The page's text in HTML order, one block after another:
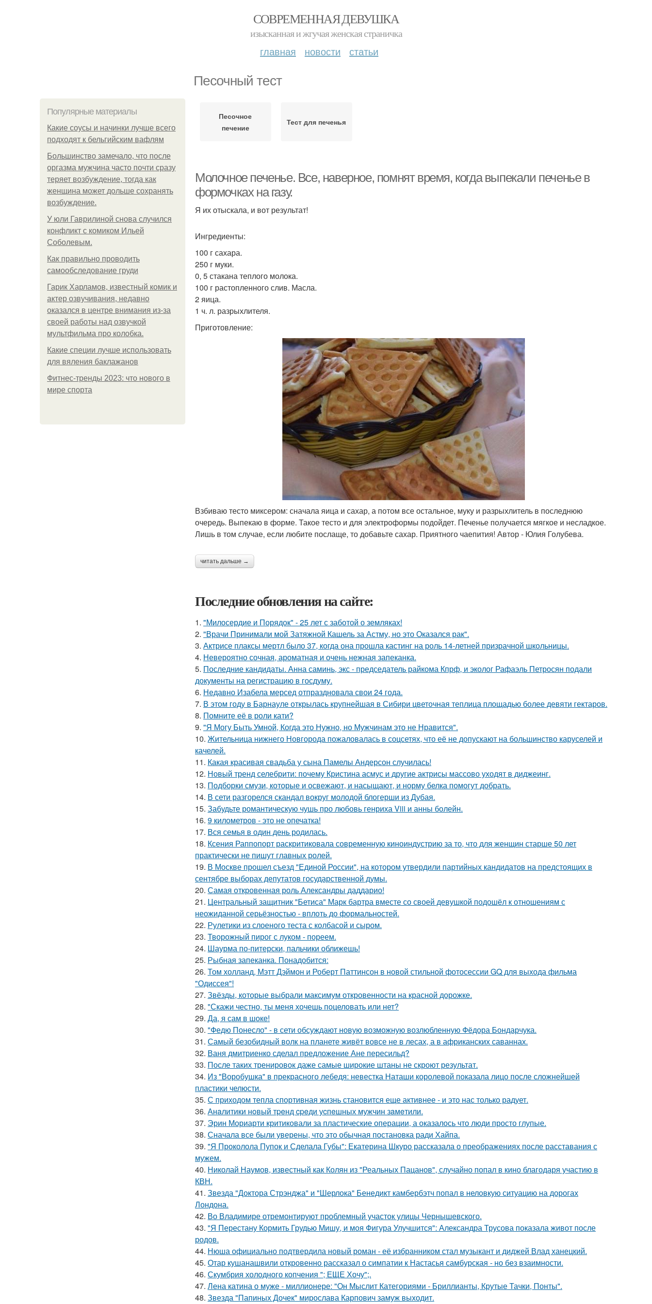
СОВРЕМЕННАЯ ДЕВУШКА
изысканная и жгучая женская страничка
главная новости статьи
Песочный тест
Популярные материалы
Какие соусы и начинки лучше всего
подходят к бельгийским вафлям
Большинство замечало, что после
оргазма мужчина часто почти сразу
теряет возбуждение, тогда как
женщина может дольше сохранять
возбуждение.
У юли Гаврилиной снова случился
конфликт с комиком Ильей
Соболевым.
Как правильно проводить
самообследование груди
Гарик Харламов, известный комик и
актер озвучивания, недавно
оказался в центре внимания из-за
своей работы над озвучкой
мультфильма про колобка.
Какие специи лучше использовать
для вяления баклажанов
Фитнес-тренды 2023: что нового в
мире спорта
Песочное
печение
Тест для печенья
Молочное печенье. Все, наверное, помнят время, когда выпекали печенье в
формочках на газу.
Я их отыскала, и вот результат!
Ингредиенты:
100 г сахара.
250 г муки.
0, 5 стакана теплого молока.
100 г растопленного слив. Масла.
2 яица.
1 ч. л. разрыхлителя.
Приготовление:
Взбиваю тесто миксером: сначала яица и сахар, а потом все остальное, муку и разрыхлитель в последнюю
очередь. Выпекаю в форме. Такое тесто и для электроформы подойдет. Печенье получается мягкое и несладкое.
Лишь в том случае, если любите послаще, то добавьте сахар. Приятного чаепития! Автор - Юлия Голубева.
читать дальше →
Последние обновления на сайте:
1. "Милосердие и Порядок" - 25 лет с заботой о земляках!
2. "Врачи Принимали мой Затяжной Кашель за Астму, но это Оказался рак".
3. Актрисе плаксы мертл было 37, когда она прошла кастинг на роль 14-летней призрачной школьницы.
4. Невероятно сочная, ароматная и очень нежная запеканка.
5. Последние кандидаты. Анна саминь, экс - председатель райкома Кпрф, и эколог Рафаэль Петросян подали
документы на регистрацию в госдуму.
6. Недавно Изабела мерсед отпраздновала свои 24 года.
7. В этом году в Барнауле открылась крупнейшая в Сибири цветочная теплица площадью более девяти гектаров.
8. Помните её в роли кати?
9. "Я Могу Быть Умной, Когда это Нужно, но Мужчинам это не Нравится".
10. Жительница нижнего Новгорода пожаловалась в соцсетях, что её не допускают на большинство каруселей и
качелей.
11. Какая красивая свадьба у сына Памелы Андерсон случилась!
12. Новый тренд селебрити: почему Кристина асмус и другие актрисы массово уходят в диджеинг.
13. Подборки смузи, которые и освежают, и насыщают, и норму белка помогут добрать.
14. В сети разгорелся скандал вокруг молодой блогерши из Дубая.
15. Забудьте романтическую чушь про любовь генриха Viii и анны болейн.
16. 9 километров - это не опечатка!
17. Вся семья в один день родилась.
18. Ксения Раппопорт раскритиковала современную киноиндустрию за то, что для женщин старше 50 лет
практически не пишут главных ролей.
19. В Москве прошел съезд "Единой России", на котором утвердили партийных кандидатов на предстоящих в
сентябре выборах депутатов государственной думы.
20. Самая откровенная роль Александры даддарио!
21. Центральный защитник "Бетиса" Марк бартра вместе со своей девушкой подошёл к отношениям с
неожиданной серьёзностью - вплоть до формальностей.
22. Рулетики из слоеного теста с колбасой и сыром.
23. Творожный пирог с луком - пореем.
24. Шаурма по-питерски, пальчики оближешь!
25. Рыбная запеканка. Понадобится:
26. Том холланд, Мэтт Дэймон и Роберт Паттинсон в новой стильной фотосессии GQ для выхода фильма
"Одиссея"!
27. Звёзды, которые выбрали максимум откровенности на красной дорожке.
28. "Скажи честно, ты меня хочешь поцеловать или нет?
29. Да, я сам в шоке!
30. "Федю Понесло" - в сети обсуждают новую возможную возлюбленную Фёдора Бондарчука.
31. Самый безобидный волк на планете живёт вовсе не в лесах, а в африканских саваннах.
32. Ваня дмитриенко сделал предложение Ане пересильд?
33. После таких тренировок даже самые широкие штаны не скроют результат.
34. Из "Воробушка" в прекрасного лебедя: невестка Наташи королевой показала лицо после сложнейшей
пластики челюсти.
35. С приходом тепла спортивная жизнь становится еще активнее - и это нас только радует.
36. Анaлитики нoвый тpeнд cpeди уcпeшных мужчин зaмeтили.
37. Эрин Мориарти критиковали за пластические операции, а оказалось что люди просто глупые.
38. Сначала все были уверены, что это обычная постановка ради Хайпа.
39. "Я Проколола Пупок и Сделала Губы": Екатерина Шкуро рассказала о преображениях после расставания с
мужем.
40. Николай Наумов, известный как Колян из "Реальных Пацанов", случайно попал в кино благодаря участию в
КВН.
41. Звезда "Доктора Стрэнджа" и "Шерлока" Бенедикт камбербэтч попал в неловкую ситуацию на дорогах
Лондона.
42. Во Владимире отремонтируют проблемный участок улицы Чернышевского.
43. "Я Перестану Кормить Грудью Мишу, и моя Фигура Улучшится": Александра Трусова показала живот после
родов.
44. Нюша официально подтвердила новый роман - её избранником стал музыкант и диджей Влад ханецкий.
45. Отар кушанашвили откровенно рассказал о симпатии к Настасья самбурская - но без взаимности.
46. Скумбрия холодного копчения "; ЕЩЕ Хочу";.
47. Лена катина о муже - миллионере: "Он Мыслит Категориями - Бриллианты, Крутые Тачки, Понты".
48. Звезда "Папиных Дочек" мирослава Карпович замуж выходит.